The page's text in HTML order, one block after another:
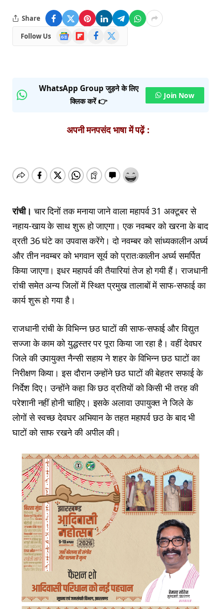
Share
Follow Us
Google
News
FlipboardFacebook
WhatsApp Group जुड़ने के लिए
क्लिक करें 👉
Join Now
अपनी मनपसंद भाषा में पढ़ें :
रांची। चार दिनों तक मनाया जाने वाला महापर्व 31 अक्टूबर से
नहाय-खाय के साथ शुरू हो जाएगा। एक नवम्बर को खरना के बाद
व्रती 36 घंटे का उपवास करेंगे। दो नवम्बर को सांध्यकालीन अर्घ्य
और तीन नवम्बर को भगवान सूर्य को प्रातःकालीन अर्घ्य समर्पित
किया जाएगा। इधर महापर्व की तैयारियां तेज हो गयी हैं। राजधानी
रांची समेत अन्य जिलों में स्थित प्रमुख तालाबों में साफ-सफाई का
कार्य शुरू हो गया है।
राजधानी रांची के विभिन्न छठ घाटों की साफ-सफाई और विद्युत
सज्जा के काम को युद्धस्तर पर पूरा किया जा रहा है। वहीं देवघर
जिले की उपायुक्त नैन्सी सहाय ने शहर के विभिन्न छठ घाटों का
निरीक्षण किया। इस दौरान उन्होंने छठ घाटों की बेहतर सफाई के
निर्देश दिए। उन्होंने कहा कि छठ व्रतियों को किसी भी तरह की
परेशानी नहीं होनी चाहिए। इसके अलावा उपायुक्त ने जिले के
लोगों से स्वच्छ देवघर अभियान के तहत महापर्व छठ के बाद भी
घाटों को साफ रखने की अपील की।